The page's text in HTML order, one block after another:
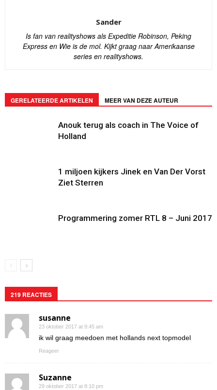
Sander
Is fan van realityshows als Expeditie Robinson, Peking
Express en Wie is de mol. Kijkt graag naar Amerikaanse
series en realityshows.
GERELATEERDE ARTIKELEN MEER VAN DEZE AUTEUR
Anouk terug als coach in The Voice of
Holland
1 miljoen kijkers Jinek en Van Der Vorst
Ziet Sterren
Programmering zomer RTL 8 – Juni 2017
219 REACTIES
susanne
23 oktober 2017 at 9:45 am
ik wil graag meedoen met hollands next topmodel
Reageer
Suzanne
29 oktober 2017 at 8:10 pm